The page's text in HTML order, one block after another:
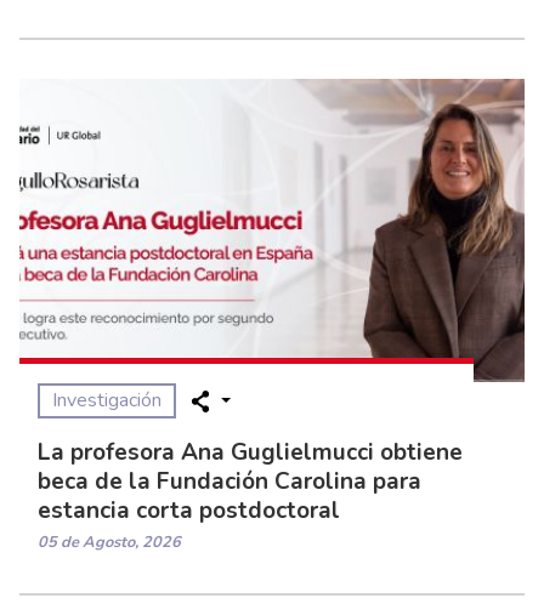
Investigación
La profesora Ana Guglielmucci obtiene
beca de la Fundación Carolina para
estancia corta postdoctoral
05 de Agosto, 2026